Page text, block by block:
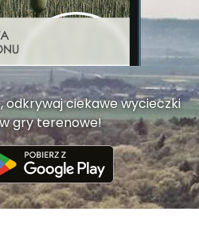
odkrywaj ciekawe wycieczki
gry terenowe!